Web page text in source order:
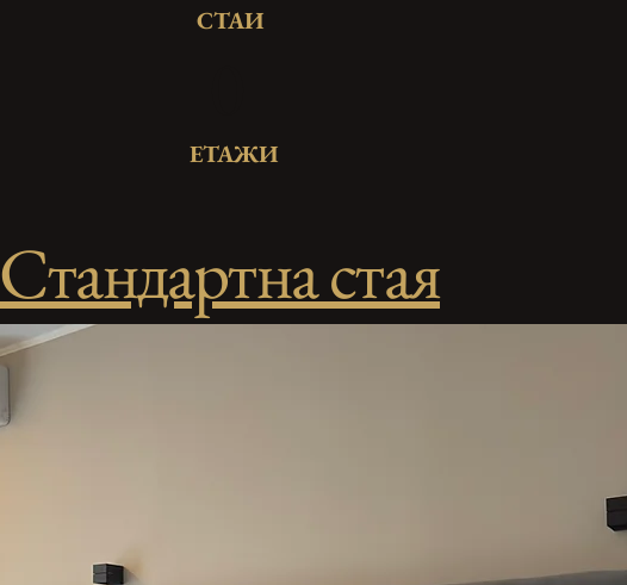
СТАИ
ЕТАЖИ
Стандартна стая